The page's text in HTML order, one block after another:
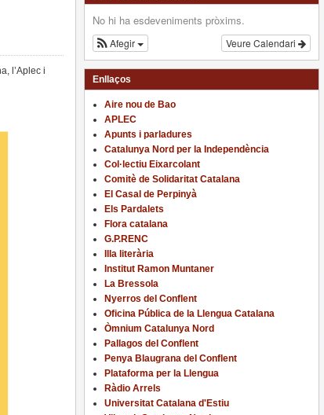
l’Aplec i
No hi ha esdeveniments pròxims.
Veure Calendari
Afegir
Enllaços
Aire nou de Bao
APLEC
Apunts i parladures
Catalunya Nord per la Independència
Col·lectiu Eixarcolant
Comitè de Solidaritat Catalana
El Casal de Perpinyà
Els Pardalets
Flora catalana
G.P.RENC
Illa literària
Institut Ramon Muntaner
La Bressola
Nyerros del Conflent
Oficina Pública de la Llengua Catalana
Òmnium Catalunya Nord
Pallagos del Conflent
Penya Blaugrana del Conflent
Plataforma per la Llengua
Ràdio Arrels
Universitat Catalana d'Estiu